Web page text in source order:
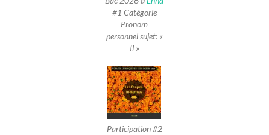
#1 Catégorie
Pronom
personnel sujet: «
Il »
Participation #2